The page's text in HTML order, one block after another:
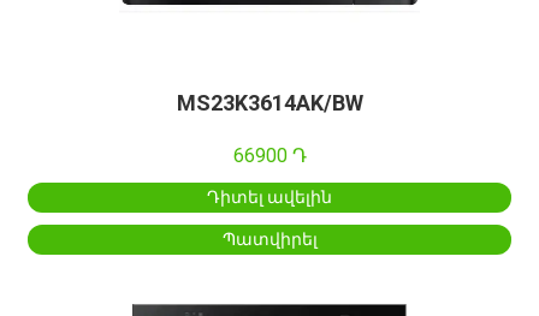
MS23K3614AK/BW
66900 Դ
Դիտել ավելին
Պատվիրել